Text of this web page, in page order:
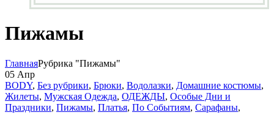
Пижамы
ГлавнаяРубрика "Пижамы"
05 Апр
BODY, Без рубрики, Брюки, Водолазки, Домашние костюмы,
Жилеты, Мужская Одежда, ОДЕЖДЫ, Особые Дни и
Праздники, Пижамы, Платья, По Событиям, Сарафаны,